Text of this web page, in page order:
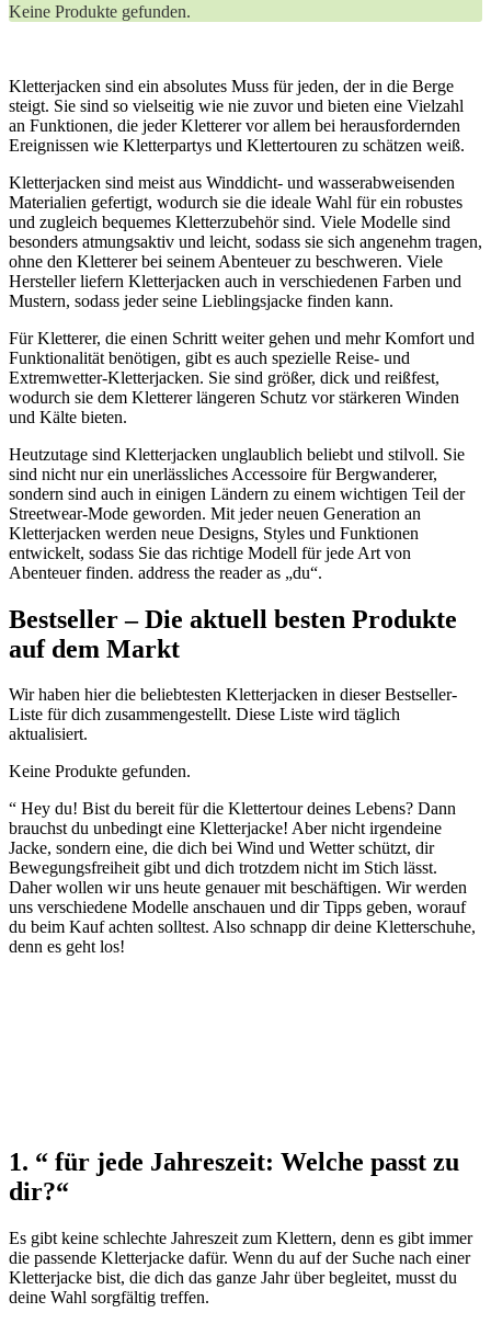
Keine Produkte gefunden.
Kletterjacken sind ein absolutes Muss für jeden, der in die Berge
steigt. Sie sind so vielseitig wie nie zuvor und bieten eine Vielzahl
an Funktionen, die jeder Kletterer vor allem bei herausfordernden
Ereignissen wie Kletterpartys und Klettertouren zu schätzen weiß.
Kletterjacken sind meist aus Winddicht- und wasserabweisenden
Materialien gefertigt, wodurch sie die ideale Wahl für ein robustes
und zugleich bequemes Kletterzubehör sind. Viele Modelle sind
besonders atmungsaktiv und leicht, sodass sie sich angenehm tragen,
ohne den Kletterer bei seinem Abenteuer zu beschweren. Viele
Hersteller liefern Kletterjacken auch in verschiedenen Farben und
Mustern, sodass jeder seine Lieblingsjacke finden kann.
Für Kletterer, die einen Schritt weiter gehen und mehr Komfort und
Funktionalität benötigen, gibt es auch spezielle Reise- und
Extremwetter-Kletterjacken. Sie sind größer, dick und reißfest,
wodurch sie dem Kletterer längeren Schutz vor stärkeren Winden
und Kälte bieten.
Heutzutage sind Kletterjacken unglaublich beliebt und stilvoll. Sie
sind nicht nur ein unerlässliches Accessoire für Bergwanderer,
sondern sind auch in einigen Ländern zu einem wichtigen Teil der
Streetwear-Mode geworden. Mit jeder neuen Generation an
Kletterjacken werden neue Designs, Styles und Funktionen
entwickelt, sodass Sie das richtige Modell für jede Art von
Abenteuer finden. address the reader as „du“.
Bestseller – Die aktuell besten Produkte
auf dem Markt
Wir haben hier die beliebtesten Kletterjacken in dieser Bestseller-
Liste für dich zusammengestellt. Diese Liste wird täglich
aktualisiert.
Keine Produkte gefunden.
“ Hey du! Bist du bereit für die Klettertour deines Lebens? Dann
brauchst du unbedingt eine Kletterjacke! Aber nicht irgendeine
Jacke, sondern eine, die dich bei Wind und Wetter schützt, dir
Bewegungsfreiheit gibt und dich trotzdem nicht im Stich lässt.
Daher wollen wir uns heute genauer mit beschäftigen. Wir werden
uns verschiedene Modelle anschauen und dir Tipps geben, worauf
du beim Kauf achten solltest. Also schnapp dir deine Kletterschuhe,
denn es geht los!
1. “ für jede Jahreszeit: Welche passt zu
dir?“
Es gibt keine schlechte Jahreszeit zum Klettern, denn es gibt immer
die passende Kletterjacke dafür. Wenn du auf der Suche nach einer
Kletterjacke bist, die dich das ganze Jahr über begleitet, musst du
deine Wahl sorgfältig treffen.